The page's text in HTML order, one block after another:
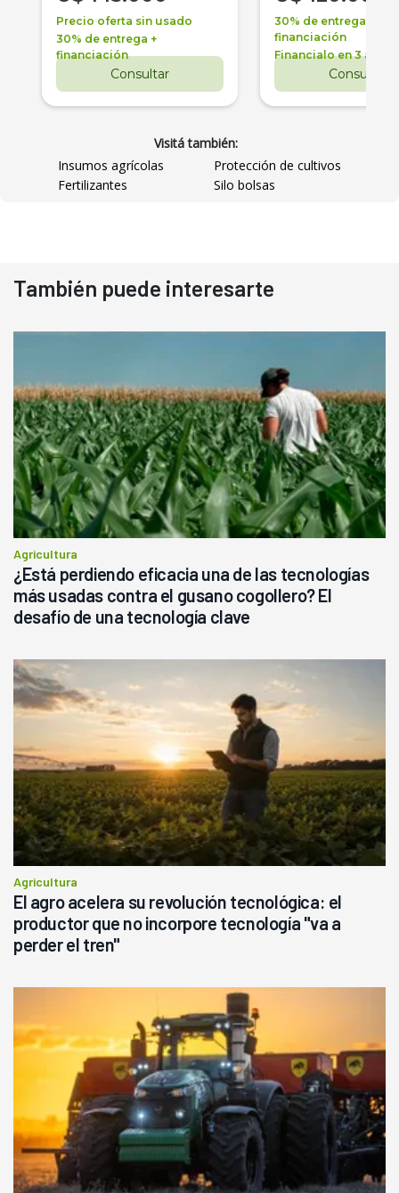
Precio oferta sin usado
30% de entrega +
financiación
Consultar
30% de entrega +
financiación
Financialo en 3 años
Consultar
Visitá también:
Insumos agrícolas
Protección de cultivos
Fertilizantes
Silo bolsas
También puede interesarte
Agricultura
¿Está perdiendo eficacia una de las tecnologías
más usadas contra el gusano cogollero? El
desafío de una tecnología clave
Agricultura
El agro acelera su revolución tecnológica: el
productor que no incorpore tecnología "va a
perder el tren"